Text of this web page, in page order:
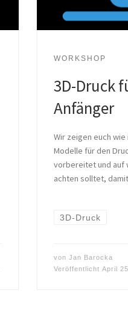
WORKSHOP
3D-Druck
Anfänger
Wir zeigen euch
Modelle für den
vorbereitet und auf
achten solltet,
3D-Druck
von Jan Barocka
Veröffentlicht April